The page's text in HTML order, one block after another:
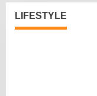
LIFESTYLE